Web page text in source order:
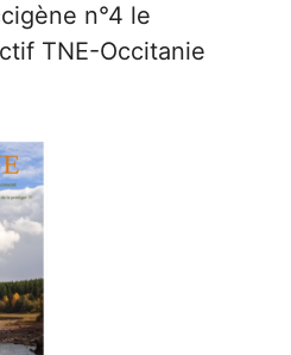
n°4 le
TNE-Occitanie